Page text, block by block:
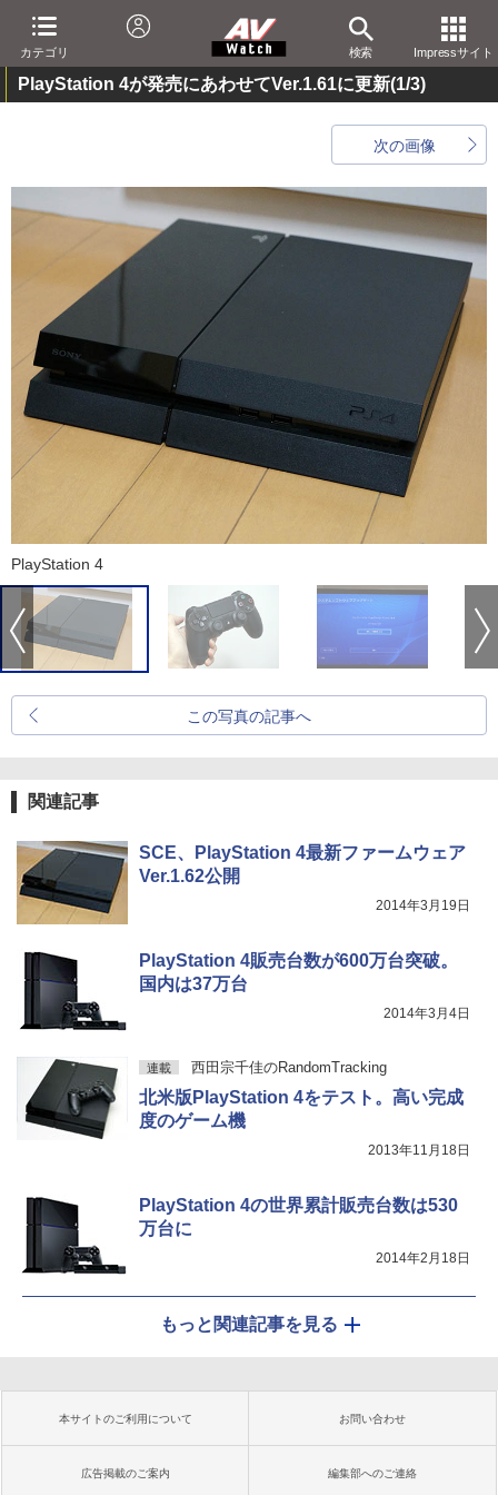
カテゴリ 検索 Impressサイト
PlayStation 4が発売にあわせてVer.1.61に更新(1/3)
次の画像
PlayStation 4
この写真の記事へ
関連記事
SCE、PlayStation 4最新ファームウェア
Ver.1.62公開
2014年3月19日
PlayStation 4販売台数が600万台突破。
国内は37万台
2014年3月4日
連載 西田宗千佳のRandomTracking
北米版PlayStation 4をテスト。高い完成
度のゲーム機
2013年11月18日
PlayStation 4の世界累計販売台数は530
万台に
2014年2月18日
もっと関連記事を見る
本サイトのご利用について お問い合わせ
広告掲載のご案内 編集部へのご連絡